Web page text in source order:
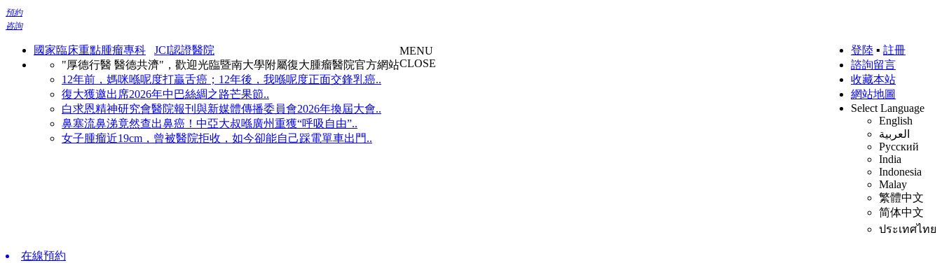
預約
咨詢
國家臨床重點腫瘤專科
JCI認證醫院
"厚德行醫 醫德共濟"，歡迎光臨暨南大學附屬復大腫瘤醫院官方網站
12年前，媽咪喺呢度打贏舌癌；12年後，我喺呢度正面交鋒乳癌..
復大獲邀出席2026年中巴絲綢之路芒果節..
白求恩精神研究會醫院報刊與新媒體傳播委員會2026年換屆大會..
鼻塞流鼻涕竟然查出鼻癌！中亞大叔喺廣州重獲“呼吸自由”..
女子腫瘤近19cm，曾被醫院拒收，如今卻能自己踩電單車出門..
登陸 ▪ 註冊
諮詢留言
收藏本站
網站地圖
Select Language
English
العربية
Русский
India
Indonesia
Malay
繁體中文
简体中文
ประเทศไทย
MENU
CLOSE
在線預約